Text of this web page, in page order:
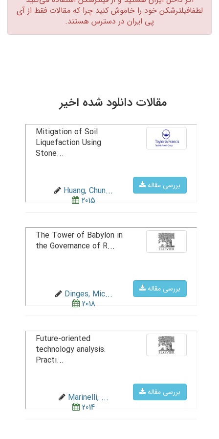
لطفافیلترشکن خود را خاموش کنید چرا که مقالات فقط از آی
پی ایران در دسترس هستند.‏
مقالات دانلود شده اخیر
بررسی مقاله
Mitigation of Soil
Liquefaction Using
Stone...
Huang, Chun...
2015
بررسی مقاله
The Tower of Babylon in
the Governance of R...
Dinges, Mic...
2018
بررسی مقاله
Future-oriented
technology analysis:
Practi...
Marinelli, ...
2014